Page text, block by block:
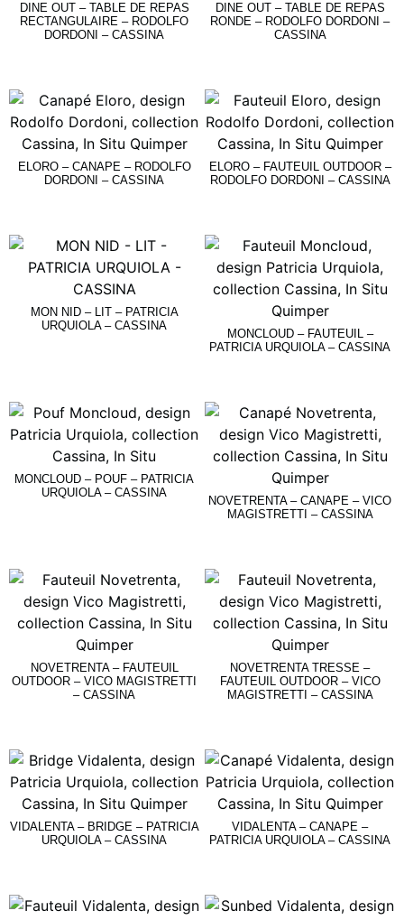
DINE OUT – TABLE DE REPAS
RECTANGULAIRE – RODOLFO
DORDONI – CASSINA
DINE OUT – TABLE DE REPAS
RONDE – RODOLFO DORDONI –
CASSINA
ELORO – CANAPE – RODOLFO
DORDONI – CASSINA
ELORO – FAUTEUIL OUTDOOR –
RODOLFO DORDONI – CASSINA
MON NID – LIT – PATRICIA
URQUIOLA – CASSINA
MONCLOUD – FAUTEUIL –
PATRICIA URQUIOLA – CASSINA
MONCLOUD – POUF – PATRICIA
URQUIOLA – CASSINA
NOVETRENTA – CANAPE – VICO
MAGISTRETTI – CASSINA
NOVETRENTA – FAUTEUIL
OUTDOOR – VICO MAGISTRETTI
– CASSINA
NOVETRENTA TRESSE –
FAUTEUIL OUTDOOR – VICO
MAGISTRETTI – CASSINA
VIDALENTA – BRIDGE – PATRICIA
URQUIOLA – CASSINA
VIDALENTA – CANAPE –
PATRICIA URQUIOLA – CASSINA